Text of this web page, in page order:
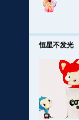
恒星不发光